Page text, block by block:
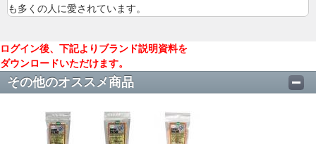
も多くの人に愛されています。
ログイン後、下記よりブランド説明資料を
ダウンロードいただけます。
その他のオススメ商品